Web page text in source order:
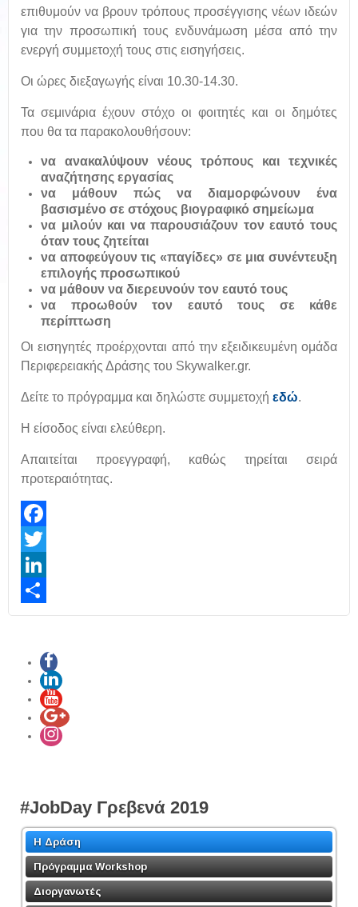
επιθυμούν να βρουν τρόπους προσέγγισης νέων ιδεών
για την προσωπική τους ενδυνάμωση μέσα από την
ενεργή συμμετοχή τους στις εισηγήσεις.
Οι ώρες διεξαγωγής είναι 10.30-14.30.
Τα σεμινάρια έχουν στόχο οι φοιτητές και οι δημότες
που θα τα παρακολουθήσουν:
να ανακαλύψουν νέους τρόπους και τεχνικές
αναζήτησης εργασίας
να μάθουν πώς να διαμορφώνουν ένα
βασισμένο σε στόχους βιογραφικό σημείωμα
να μιλούν και να παρουσιάζουν τον εαυτό τους
όταν τους ζητείται
να αποφεύγουν τις «παγίδες» σε μια συνέντευξη
επιλογής προσωπικού
να μάθουν να διερευνούν τον εαυτό τους
να προωθούν τον εαυτό τους σε κάθε
περίπτωση
Οι εισηγητές προέρχονται από την εξειδικευμένη ομάδα
Περιφερειακής Δράσης του Skywalker.gr.
Δείτε το πρόγραμμα και δηλώστε συμμετοχή εδώ.
Η είσοδος είναι ελεύθερη.
Απαιτείται προεγγραφή, καθώς τηρείται σειρά
προτεραιότητας.
Facebook
Twitter
LinkedIn
Share
#JobDay Γρεβενά 2019
Η Δράση
Πρόγραμμα Workshop
Διοργανωτές